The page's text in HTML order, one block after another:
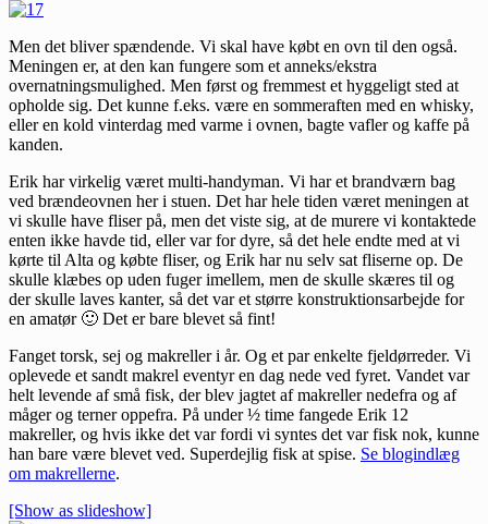
Men det bliver spændende. Vi skal have købt en ovn til den også.
Meningen er, at den kan fungere som et anneks/ekstra
overnatningsmulighed. Men først og fremmest et hyggeligt sted at
opholde sig. Det kunne f.eks. være en sommeraften med en whisky,
eller en kold vinterdag med varme i ovnen, bagte vafler og kaffe på
kanden.
Erik har virkelig været multi-handyman. Vi har et brandværn bag
ved brændeovnen her i stuen. Det har hele tiden været meningen at
vi skulle have fliser på, men det viste sig, at de murere vi kontaktede
enten ikke havde tid, eller var for dyre, så det hele endte med at vi
kørte til Alta og købte fliser, og Erik har nu selv sat fliserne op. De
skulle klæbes op uden fuger imellem, men de skulle skæres til og
der skulle laves kanter, så det var et større konstruktionsarbejde for
en amatør 🙂 Det er bare blevet så fint!
Fanget torsk, sej og makreller i år. Og et par enkelte fjeldørreder. Vi
oplevede et sandt makrel eventyr en dag nede ved fyret. Vandet var
helt levende af små fisk, der blev jagtet af makreller nedefra og af
måger og terner oppefra. På under ½ time fangede Erik 12
makreller, og hvis ikke det var fordi vi syntes det var fisk nok, kunne
han bare være blevet ved. Superdejlig fisk at spise. Se blogindlæg
om makrellerne.
[Show as slideshow]